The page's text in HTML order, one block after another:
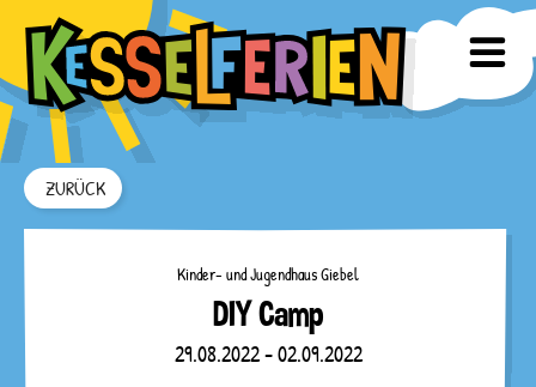
ZURÜCK
Kinder- und Jugendhaus Giebel
DIY Camp
29.08.2022 - 02.09.2022